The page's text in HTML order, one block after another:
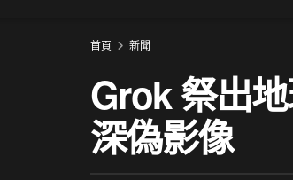
首頁 新聞
Grok 祭出
深偽影像